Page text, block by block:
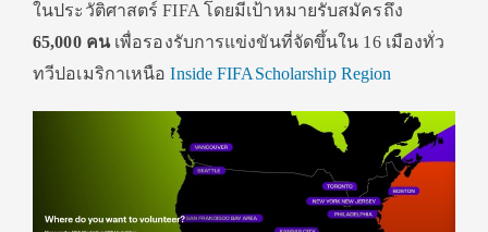
ในประวัติศาสตร์ FIFA โดยมีเป้าหมายรับสมัครถึง
65,000 คนเพื่อรองรับการแข่งขันที่จัดขึ้นใน 16 เมืองทั่ว
ทวีปอเมริกาเหนือInside FIFA Scholarship Region